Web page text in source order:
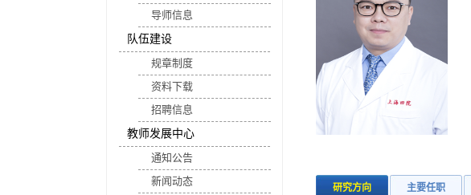
导师信息
队伍建设
规章制度
资料下载
招聘信息
教师发展中心
通知公告
新闻动态
研究方向 主要任职